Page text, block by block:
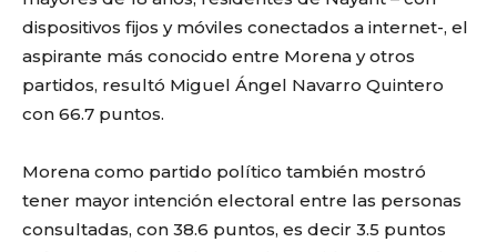
dispositivos fijos y móviles conectados a internet-, el
aspirante más conocido entre Morena y otros
partidos, resultó Miguel Ángel Navarro Quintero
con 66.7 puntos.
Morena como partido político también mostró
tener mayor intención electoral entre las personas
consultadas, con 38.6 puntos, es decir 3.5 puntos